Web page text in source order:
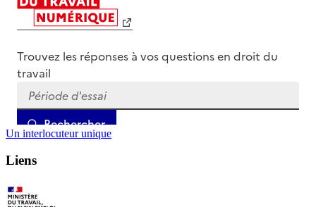
Un interlocuteur unique
Liens